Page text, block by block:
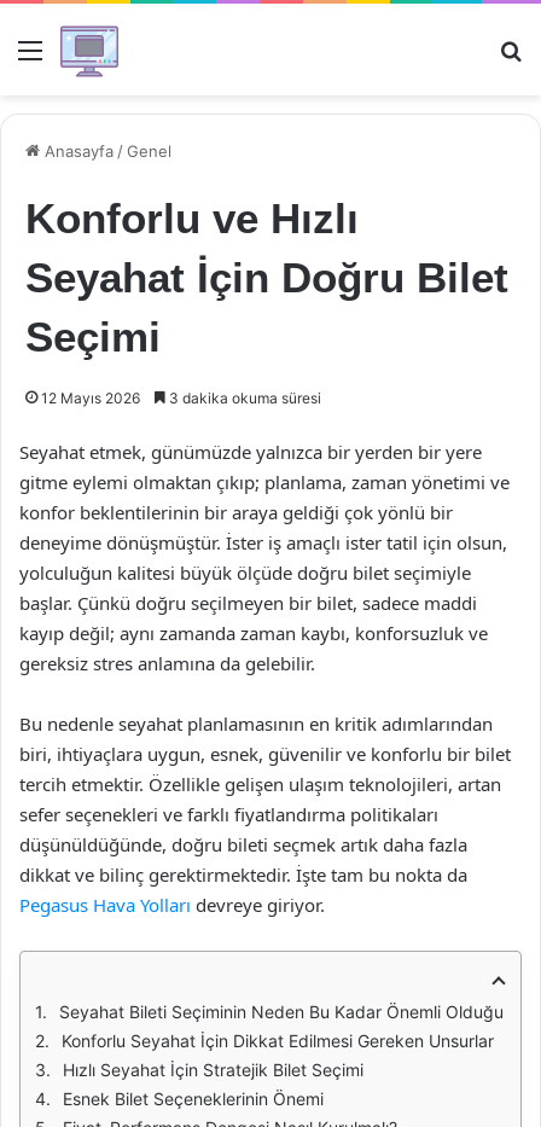
Menü
Anasayfa /Genel
Konforlu ve Hızlı
Seyahat İçin Doğru Bilet
Seçimi
12 Mayıs 2026 3 dakika okuma süresi
Seyahat etmek, günümüzde yalnızca bir yerden bir yere
gitme eylemi olmaktan çıkıp; planlama, zaman yönetimi ve
konfor beklentilerinin bir araya geldiği çok yönlü bir
deneyime dönüşmüştür. İster iş amaçlı ister tatil için olsun,
yolculuğun kalitesi büyük ölçüde doğru bilet seçimiyle
başlar. Çünkü doğru seçilmeyen bir bilet, sadece maddi
kayıp değil; aynı zamanda zaman kaybı, konforsuzluk ve
gereksiz stres anlamına da gelebilir.
Bu nedenle seyahat planlamasının en kritik adımlarından
biri, ihtiyaçlara uygun, esnek, güvenilir ve konforlu bir bilet
tercih etmektir. Özellikle gelişen ulaşım teknolojileri, artan
sefer seçenekleri ve farklı fiyatlandırma politikaları
düşünüldüğünde, doğru bileti seçmek artık daha fazla
dikkat ve bilinç gerektirmektedir. İşte tam bu nokta da
Pegasus Hava Yolları devreye giriyor.
Seyahat Bileti Seçiminin Neden Bu Kadar Önemli Olduğu
Konforlu Seyahat İçin Dikkat Edilmesi Gereken Unsurlar
Hızlı Seyahat İçin Stratejik Bilet Seçimi
Esnek Bilet Seçeneklerinin Önemi